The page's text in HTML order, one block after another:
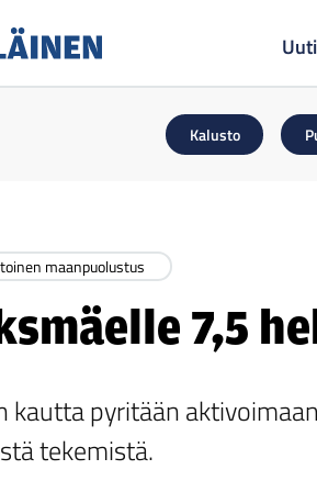
Kalusto
maanpuolustus
7,5
kautta pyritään
tekemistä.